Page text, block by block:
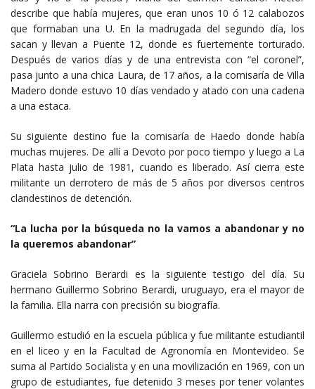
describe que había mujeres, que eran unos 10 ó 12 calabozos
que formaban una U. En la madrugada del segundo día, los
sacan y llevan a Puente 12, donde es fuertemente torturado.
Después de varios días y de una entrevista con “el coronel”,
pasa junto a una chica Laura, de 17 años, a la comisaría de Villa
Madero donde estuvo 10 días vendado y atado con una cadena
a una estaca.
Su siguiente destino fue la comisaría de Haedo donde había
muchas mujeres. De allí a Devoto por poco tiempo y luego a La
Plata hasta julio de 1981, cuando es liberado. Así cierra este
militante un derrotero de más de 5 años por diversos centros
clandestinos de detención.
“La lucha por la búsqueda no la vamos a abandonar y no
la queremos abandonar”
Graciela Sobrino Berardi es la siguiente testigo del día. Su
hermano Guillermo Sobrino Berardi, uruguayo, era el mayor de
la familia. Ella narra con precisión su biografía.
Guillermo estudió en la escuela pública y fue militante estudiantil
en el liceo y en la Facultad de Agronomía en Montevideo. Se
suma al Partido Socialista y en una movilización en 1969, con un
grupo de estudiantes, fue detenido 3 meses por tener volantes